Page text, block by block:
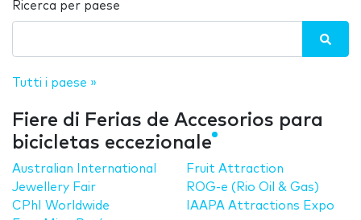
Ricerca per paese
Tutti i paese »
Fiere di Ferias de Accesorios para
bicicletas eccezionale
Australian International
Jewellery Fair
CPhI Worldwide
Fruit Attraction
ROG-e (Rio Oil & Gas)
IAAPA Attractions Expo